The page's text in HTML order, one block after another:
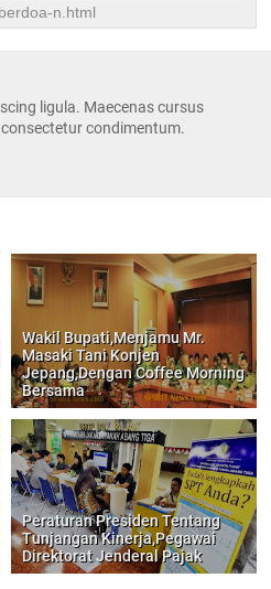
ligula. Maecenas cursus
condimentum.
Wakil Bupati,Menjamu Mr.
Masaki Tani Konjen
Jepang,Dengan Coffee Morning
Bersama
Peraturan Presiden Tentang
Tunjangan Kinerja,Pegawai
Direktorat Jenderal Pajak